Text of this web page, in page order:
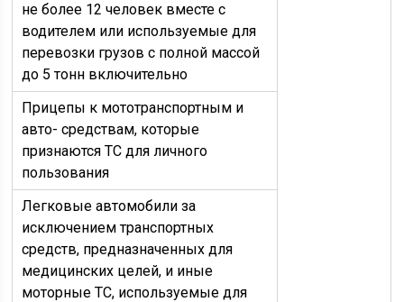
не более 12 человек вместе с
водителем или используемые для
перевозки грузов с полной массой
до 5 тонн включительно
Прицепы к мототранспортным и
авто- средствам, которые
признаются ТС для личного
пользования
Легковые автомобили за
исключением транспортных
средств, предназначенных для
медицинских целей, и иные
моторные ТС, используемые для